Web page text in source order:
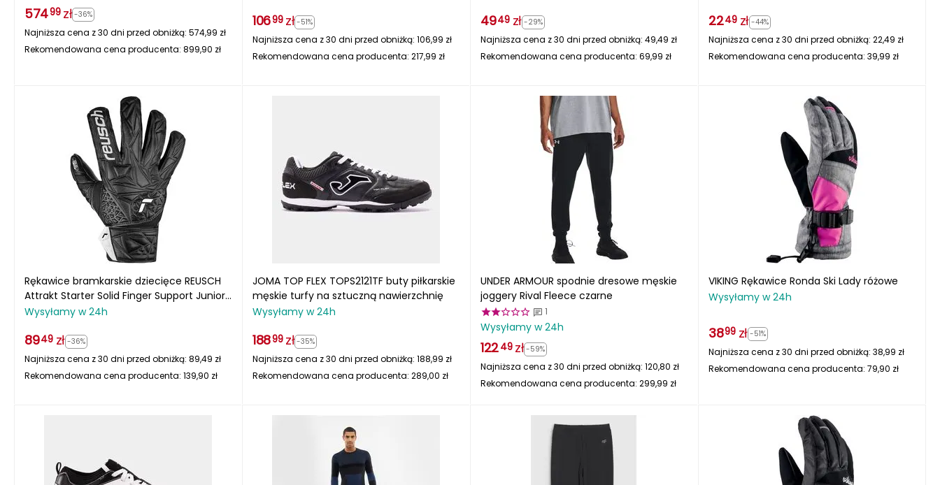
57499 zł -36%
Najniższa cena z 30 dni przed obniżką: 574,99 zł
Rekomendowana cena producenta: 899,90 zł
10699 zł -51%
Najniższa cena z 30 dni przed obniżką: 106,99 zł
Rekomendowana cena producenta: 217,99 zł
4949 zł -29%
Najniższa cena z 30 dni przed obniżką: 49,49 zł
Rekomendowana cena producenta: 69,99 zł
2249 zł -44%
Najniższa cena z 30 dni przed obniżką: 22,49 zł
Rekomendowana cena producenta: 39,99 zł
Rękawice bramkarskie dziecięce REUSCH
Attrakt Starter Solid Finger Support Junior
czarne
Wysyłamy w 24h
8949 zł -36%
Najniższa cena z 30 dni przed obniżką: 89,49 zł
Rekomendowana cena producenta: 139,90 zł
JOMA TOP FLEX TOPS2121TF buty piłkarskie
męskie turfy na sztuczną nawierzchnię
Wysyłamy w 24h
18899 zł -35%
Najniższa cena z 30 dni przed obniżką: 188,99 zł
Rekomendowana cena producenta: 289,00 zł
UNDER ARMOUR spodnie dresowe męskie
joggery Rival Fleece czarne
1
Wysyłamy w 24h
12249 zł -59%
Najniższa cena z 30 dni przed obniżką: 120,80 zł
Rekomendowana cena producenta: 299,99 zł
VIKING Rękawice Ronda Ski Lady różowe
Wysyłamy w 24h
3899 zł -51%
Najniższa cena z 30 dni przed obniżką: 38,99 zł
Rekomendowana cena producenta: 79,90 zł